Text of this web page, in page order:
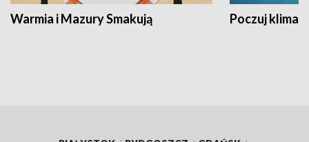
Warmia i Mazury Smakują Poczuj klimat